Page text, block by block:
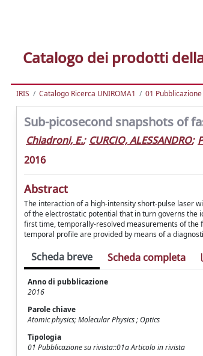
Catalogo dei prodotti
IRIS Catalogo Ricerca UNIROMA1 01
Sub-picosecond snapshots of
Chiadroni, E.; CURCIO, ALESSANDRO;
2016
Abstract
The interaction of a high-intensity short-pulse laser
of the electrostatic potential that in turn governs the
first time, temporally-resolved measurements of
temporal profile are provided by means of a
Scheda breve Scheda completa
Anno di pubblicazione
2016
Parole chiave
Atomic physics; Molecular Physics ; Optics
Tipologia
01 Pubblicazione su rivista::01a Articolo in rivista